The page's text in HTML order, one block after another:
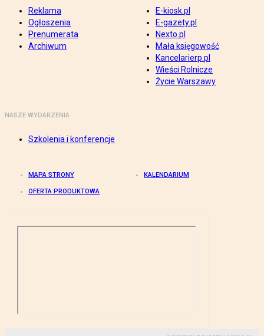
Reklama
Ogłoszenia
Prenumerata
Archiwum
E-kiosk.pl
E-gazety.pl
Nexto.pl
Mała księgowość
Kancelarierp.pl
Wieści Rolnicze
Życie Warszawy
NASZE WYDARZENIA
Szkolenia i konferencje
MAPA STRONY KALENDARIUM
OFERTA PRODUKTOWA